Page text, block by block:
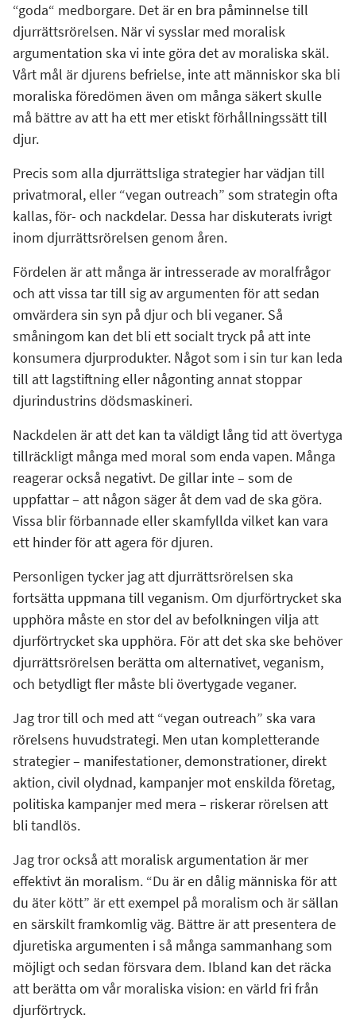
“goda“ medborgare. Det är en bra påminnelse till
djurrättsrörelsen. När vi sysslar med moralisk
argumentation ska vi inte göra det av moraliska skäl.
Vårt mål är djurens befrielse, inte att människor ska bli
moraliska föredömen även om många säkert skulle
må bättre av att ha ett mer etiskt förhållningssätt till
djur.
Precis som alla djurrättsliga strategier har vädjan till
privatmoral, eller “vegan outreach” som strategin ofta
kallas, för- och nackdelar. Dessa har diskuterats ivrigt
inom djurrättsrörelsen genom åren.
Fördelen är att många är intresserade av moralfrågor
och att vissa tar till sig av argumenten för att sedan
omvärdera sin syn på djur och bli veganer. Så
småningom kan det bli ett socialt tryck på att inte
konsumera djurprodukter. Något som i sin tur kan leda
till att lagstiftning eller någonting annat stoppar
djurindustrins dödsmaskineri.
Nackdelen är att det kan ta väldigt lång tid att övertyga
tillräckligt många med moral som enda vapen. Många
reagerar också negativt. De gillar inte – som de
uppfattar – att någon säger åt dem vad de ska göra.
Vissa blir förbannade eller skamfyllda vilket kan vara
ett hinder för att agera för djuren.
Personligen tycker jag att djurrättsrörelsen ska
fortsätta uppmana till veganism. Om djurförtrycket ska
upphöra måste en stor del av befolkningen vilja att
djurförtrycket ska upphöra. För att det ska ske behöver
djurrättsrörelsen berätta om alternativet, veganism,
och betydligt fler måste bli övertygade veganer.
Jag tror till och med att “vegan outreach” ska vara
rörelsens huvudstrategi. Men utan kompletterande
strategier – manifestationer, demonstrationer, direkt
aktion, civil olydnad, kampanjer mot enskilda företag,
politiska kampanjer med mera – riskerar rörelsen att
bli tandlös.
Jag tror också att moralisk argumentation är mer
effektivt än moralism. “Du är en dålig människa för att
du äter kött” är ett exempel på moralism och är sällan
en särskilt framkomlig väg. Bättre är att presentera de
djuretiska argumenten i så många sammanhang som
möjligt och sedan försvara dem. Ibland kan det räcka
att berätta om vår moraliska vision: en värld fri från
djurförtryck.